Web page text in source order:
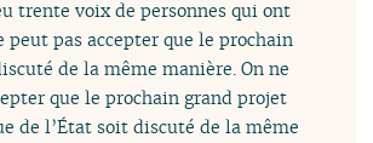
trente voix de personnes qui ont
pas accepter que le prochain
de la même manière. On ne
que le prochain grand projet
de l’État soit discuté de la même